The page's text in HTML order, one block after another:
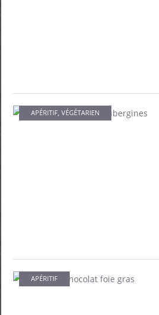
APÉRITIF, VÉGÉTARIEN
APÉRITIF